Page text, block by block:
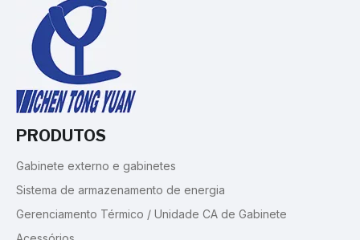
PRODUTOS
Gabinete externo e gabinetes
Sistema de armazenamento de energia
Gerenciamento Térmico / Unidade CA de Gabinete